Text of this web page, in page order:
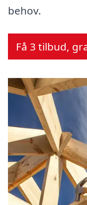
behov.
Få 3 tilbud,